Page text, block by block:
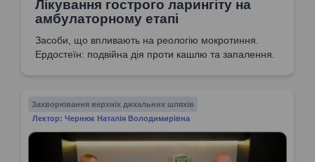
Лікування гострого ларингіту на
амбулаторному етапі
Засоби, що впливають на реологію мокротиння.
Ердостеїн: подвійна дія проти кашлю та запалення.
Захворювання верхніх дихальних шляхів
Лектор: Чернюк Наталія Володимирівна